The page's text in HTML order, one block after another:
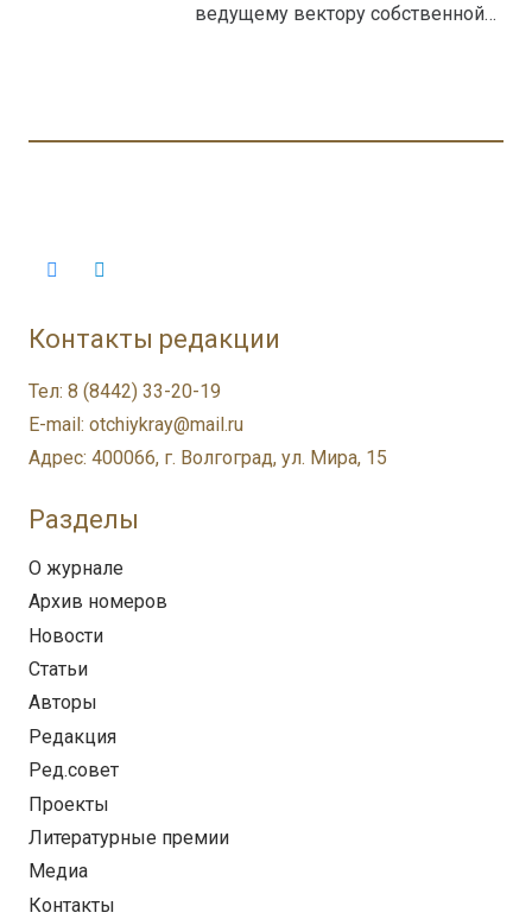
ведущему вектору собственной…
Контакты редакции
Тел: 8 (8442) 33-20-19
E-mail: otchiykray@mail.ru
Адрес: 400066, г. Волгоград, ул. Мира, 15
Разделы
О журнале
Архив номеров
Новости
Статьи
Авторы
Редакция
Ред.совет
Проекты
Литературные премии
Медиа
Контакты